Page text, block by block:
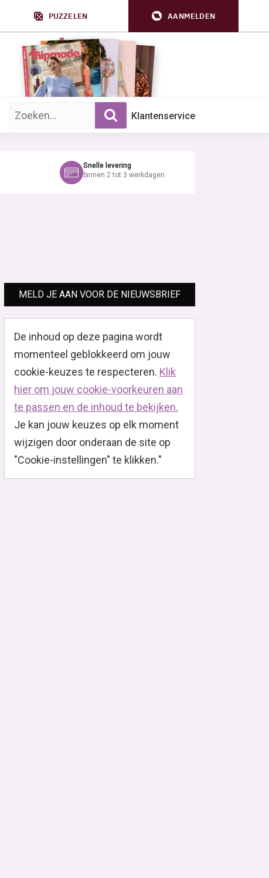
PUZZELEN AANMELDEN
Zoek op trefwoord: Klantenservice
Snelle levering
binnen 2 tot 3 werkdagen
MELD JE AAN VOOR DE NIEUWSBRIEF
De inhoud op deze pagina wordt
momenteel geblokkeerd om jouw
cookie-keuzes te respecteren. Klik
hier om jouw cookie-voorkeuren aan
te passen en de inhoud te bekijken.
Je kan jouw keuzes op elk moment
wijzigen door onderaan de site op
"Cookie-instellingen" te klikken."